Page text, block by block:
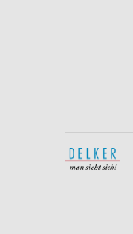
IAB-Besonderheiten:
Verwendung